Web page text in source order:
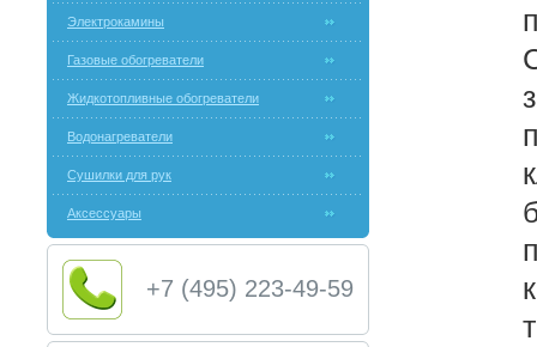
Электрокамины
Газовые обогреватели
Жидкотопливные обогреватели
Водонагреватели
Сушилки для рук
Аксессуары
+7 (495) 223-49-59